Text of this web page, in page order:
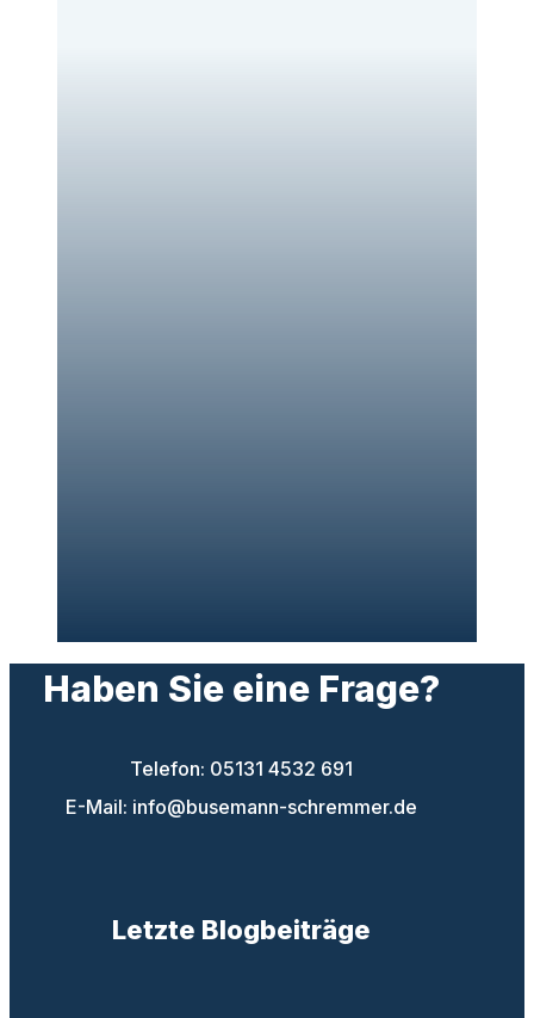
Haben Sie eine Frage?
Telefon: 05131 4532 691
E-Mail: info@busemann-schremmer.de
Letzte Blogbeiträge